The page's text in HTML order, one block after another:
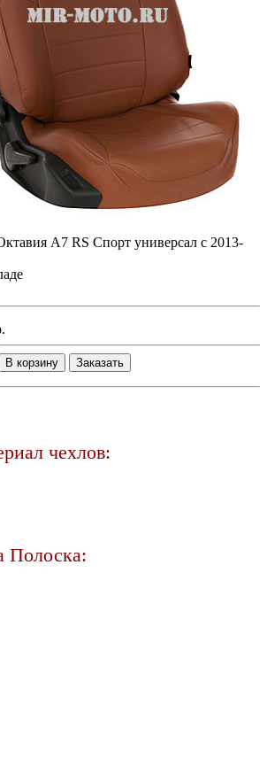
А7 RS Спорт универсал с 2013-
В корзину Заказать
чехлов:
Полоска: